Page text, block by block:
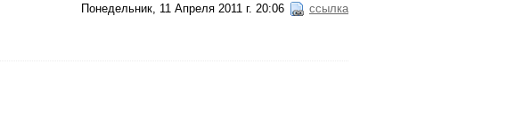
Понедельник, 11 Апреля 2011 г. 20:06 ссылка